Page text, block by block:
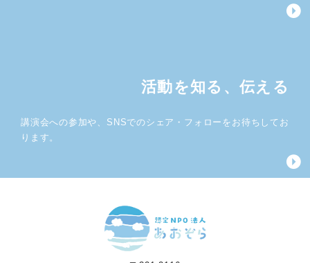
活動を知る、伝える
講演会への参加や、SNSでのシェア・フォローをお待ちしてお
ります。